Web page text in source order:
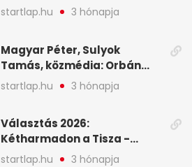
startlap.hu 3 hónapja
Magyar Péter, Sulyok
Tamás, közmédia: Orbán
Viktor április 13. óta hallgat,
közben pörögnek az
startlap.hu 3 hónapja
Választás 2026:
Kétharmadon a Tisza -
mutatjuk, hogyan alakulnak
startlap.hu 3 hónapja